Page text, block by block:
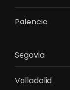
Palencia
Segovia
Valladolid